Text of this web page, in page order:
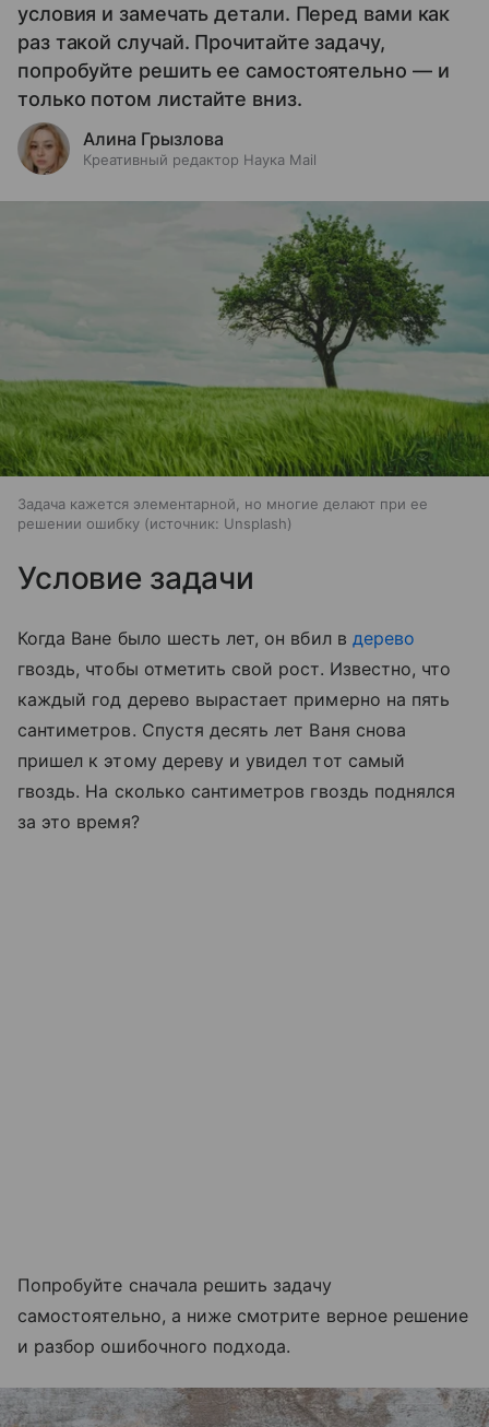
условия и замечать детали. Перед вами как
раз такой случай. Прочитайте задачу,
попробуйте решить ее самостоятельно — и
только потом листайте вниз.
Алина Грызлова
Креативный редактор Наука Mail
Задача кажется элементарной, но многие делают при ее
решении ошибку
источник: Unsplash
Условие задачи
Когда Ване было шесть лет, он вбил в дерево
гвоздь, чтобы отметить свой рост. Известно, что
каждый год дерево вырастает примерно на пять
сантиметров. Спустя десять лет Ваня снова
пришел к этому дереву и увидел тот самый
гвоздь. На сколько сантиметров гвоздь поднялся
за это время?
Попробуйте сначала решить задачу
самостоятельно, а ниже смотрите верное решение
и разбор ошибочного подхода.